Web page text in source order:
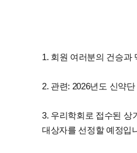
1. 회원 여러분의 건승과
2. 관련: 2026년도 신약
3. 우리학회로 접수된 상
대상자를 선정할 예정입